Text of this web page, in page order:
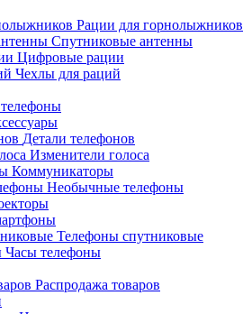
Рации для горнолыжников
Спутниковые антенны
Цифровые рации
Чехлы для раций
Детали телефонов
Изменители голоса
Коммуникаторы
Необычные телефоны
Телефоны спутниковые
Часы телефоны
Распродажа товаров